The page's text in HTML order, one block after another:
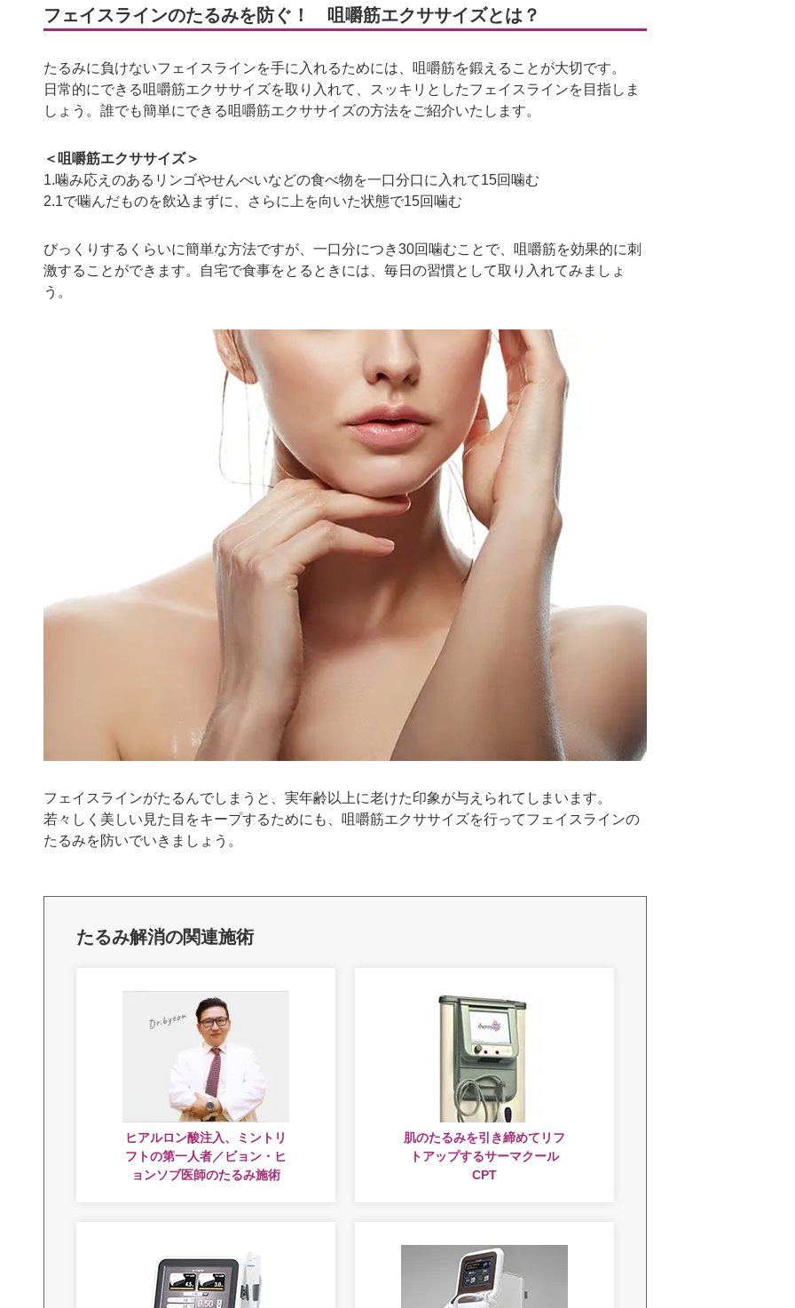
フェイスラインのたるみを防ぐ！ 咀嚼筋エクササイズとは？
たるみに負けないフェイスラインを手に入れるためには、咀嚼筋を鍛えることが大切です。
日常的にできる咀嚼筋エクササイズを取り入れて、スッキリとしたフェイスラインを目指しま
しょう。誰でも簡単にできる咀嚼筋エクササイズの方法をご紹介いたします。
＜咀嚼筋エクササイズ＞
1.噛み応えのあるリンゴやせんべいなどの食べ物を一口分口に入れて15回噛む
2.1で噛んだものを飲込まずに、さらに上を向いた状態で15回噛む
びっくりするくらいに簡単な方法ですが、一口分につき30回噛むことで、咀嚼筋を効果的に刺
激することができます。自宅で食事をとるときには、毎日の習慣として取り入れてみましょ
う。
フェイスラインがたるんでしまうと、実年齢以上に老けた印象が与えられてしまいます。
若々しく美しい見た目をキープするためにも、咀嚼筋エクササイズを行ってフェイスラインの
たるみを防いでいきましょう。
たるみ解消の関連施術
ヒアルロン酸注入、ミントリ
フトの第一人者／ビョン・ヒ
ョンソブ医師のたるみ施術
肌のたるみを引き締めてリフ
トアップするサーマクール
CPT